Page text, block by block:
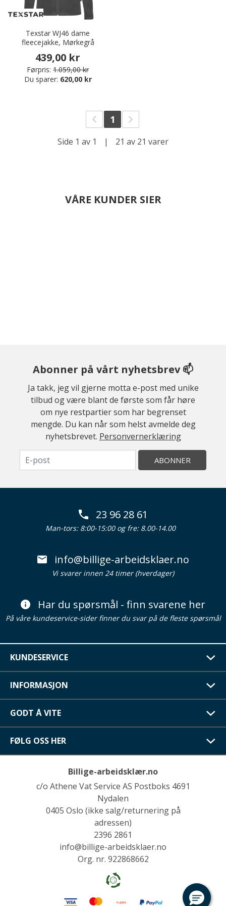
Texstar WJ46 dame
fleecejakke, Mørkegrå
439,00 kr
Førpris: 1.059,00 kr
Du sparer: 620,00 kr
1
Side 1 av 1 | 21 av 21 varer
VÅRE KUNDER SIER
Abonner på vårt nyhetsbrev 📫
Ja takk, jeg vil gjerne motta e-post med unike
tilbud og være blant de første som får høre
om nye restpartier som har begrenset
mengde. Du kan når som helst avmelde deg
nyhetsbrevet. Personvernerklæring
ABONNER
23 96 28 61
Man-tors: 8:00-15:00 og fre: 8.00-14.00
info@billige-arbeidsklaer.no
Vi svarer innen 24 timer (hverdager)
Har du spørsmål - finn svarene her
På våre kundeservice-sider finner du svar på de fleste spørsmål
KUNDESERVICE
INFORMASJON
GODT Å VITE
FØLG OSS HER
Billige-arbeidsklær.no
c/o Athene Vat Service AS Postboks 4691
Nydalen
0405 Oslo (ikke salg/returnering på
adressen)
2396 2861
info@billige-arbeidsklaer.no
Org. nr. 922868662